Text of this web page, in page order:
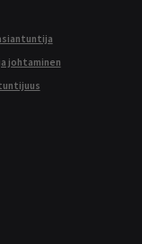
johtaminen